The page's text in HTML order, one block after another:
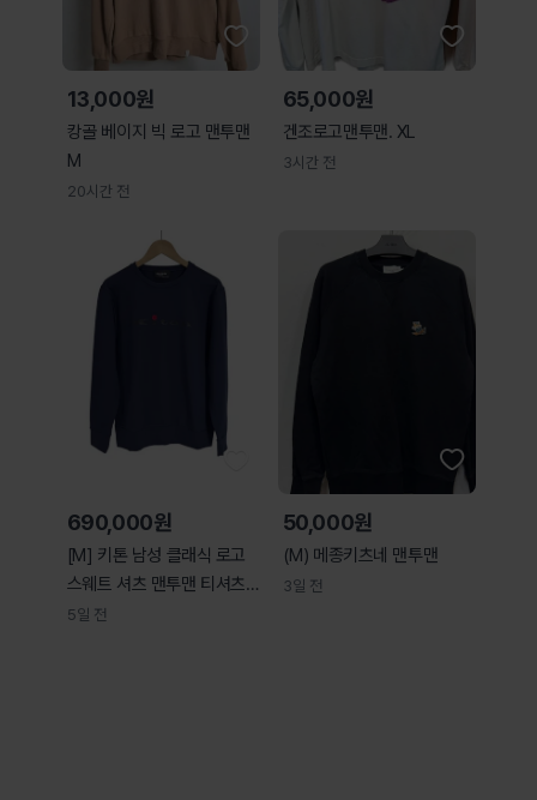
13,000원
캉골 베이지 빅 로고 맨투맨
M
20시간 전
65,000원
겐조로고맨투맨. XL
3시간 전
690,000원
[M] 키톤 남성 클래식 로고
스웨트 셔츠 맨투맨 티셔츠
네이비
5일 전
50,000원
(M) 메종키츠네 맨투맨
3일 전